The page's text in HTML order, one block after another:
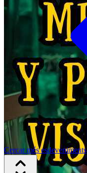
Cercar més esdeveniments